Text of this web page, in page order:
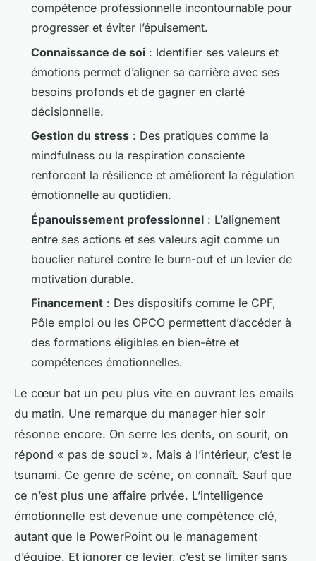
compétence professionnelle incontournable pour
progresser et éviter l’épuisement.
Connaissance de soi : Identifier ses valeurs et
émotions permet d’aligner sa carrière avec ses
besoins profonds et de gagner en clarté
décisionnelle.
Gestion du stress : Des pratiques comme la
mindfulness ou la respiration consciente
renforcent la résilience et améliorent la régulation
émotionnelle au quotidien.
Épanouissement professionnel : L’alignement
entre ses actions et ses valeurs agit comme un
bouclier naturel contre le burn-out et un levier de
motivation durable.
Financement : Des dispositifs comme le CPF,
Pôle emploi ou les OPCO permettent d’accéder à
des formations éligibles en bien-être et
compétences émotionnelles.
Le cœur bat un peu plus vite en ouvrant les emails
du matin. Une remarque du manager hier soir
résonne encore. On serre les dents, on sourit, on
répond « pas de souci ». Mais à l’intérieur, c’est le
tsunami. Ce genre de scène, on connaît. Sauf que
ce n’est plus une affaire privée. L’intelligence
émotionnelle est devenue une compétence clé,
autant que le PowerPoint ou le management
d’équipe. Et ignorer ce levier, c’est se limiter sans